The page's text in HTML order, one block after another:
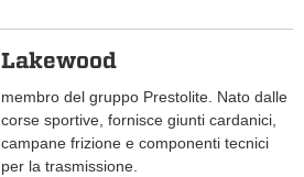
Lakewood
membro del gruppo Prestolite. Nato dalle
corse sportive, fornisce giunti cardanici,
campane frizione e componenti tecnici
per la trasmissione.